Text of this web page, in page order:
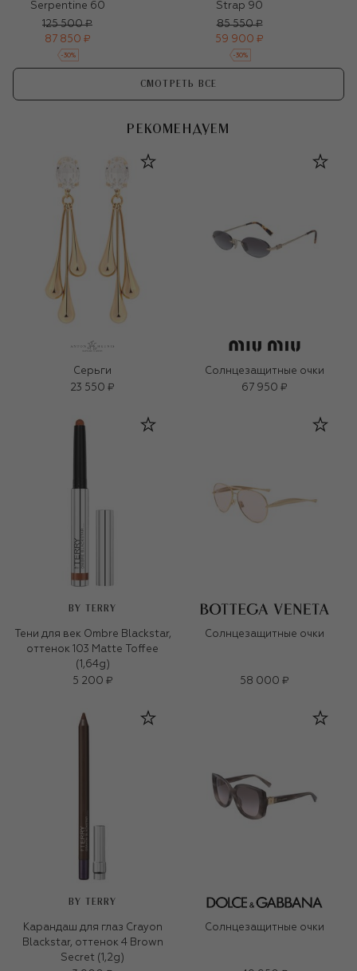
Serpentine 60
125 500 ₽
87 850 ₽
-30%
Strap 90
85 550 ₽
59 900 ₽
-30%
СМОТРЕТЬ ВСЕ
РЕКОМЕНДУЕМ
Серьги
23 550 ₽
Солнцезащитные очки
67 950 ₽
BY TERRY
Тени для век Ombre Blackstar,
оттенок 103 Matte Toffee
(1,64g)
5 200 ₽
Солнцезащитные очки
58 000 ₽
BY TERRY
Карандаш для глаз Crayon
Blackstar, оттенок 4 Brown
Secret (1,2g)
Солнцезащитные очки